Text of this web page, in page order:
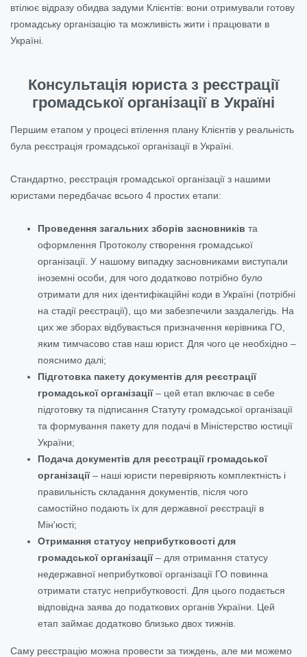
втілює відразу обидва задуми Клієнтів: вони отримували готову
громадську організацію та можливість жити і працювати в
Україні.
Консультація юриста з реєстрації
громадської організації в Україні
Першим етапом у процесі втілення плану Клієнтів у реальність
була реєстрація громадської організації в Україні.
Стандартно, реєстрація громадської організації з нашими
юристами передбачає всього 4 простих етапи:
Проведення загальних зборів засновників та
оформлення Протоколу створення громадської
організації. У нашому випадку засновниками виступали
іноземні особи, для чого додатково потрібно було
отримати для них ідентифікаційні коди в Україні (потрібні
на стадії реєстрації), що ми забезпечили заздалегідь. На
цих же зборах відбувається призначення керівника ГО,
яким тимчасово став наш юрист. Для чого це необхідно –
пояснимо далі;
Підготовка пакету документів для реєстрації
громадської організації– цей етап включає в себе
підготовку та підписання Статуту громадської організації
та формування пакету для подачі в Міністерство юстиції
України;
Подача документів для реєстрації громадської
організації– наші юристи перевіряють комплектність і
правильність складання документів, після чого
самостійно подають їх для державної реєстрації в
Мін'юсті;
Отримання статусу неприбутковості для
громадської організації– для отримання статусу
недержавної неприбуткової організації ГО повинна
отримати статус неприбутковості. Для цього подається
відповідна заява до податкових органів України. Цей
етап займає додатково близько двох тижнів.
Саму реєстрацію можна провести за тиждень, але ми можемо